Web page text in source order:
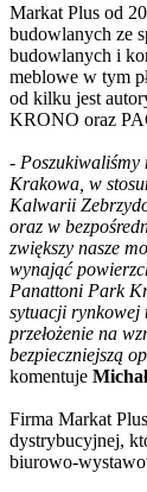
Markat Plus od
budowlanych ze
budowlanych i
meblowe w tym
od kilku jest
KRONO oraz
- Poszukiwaliśmy
Krakowa, w
Kalwarii
oraz w
zwiększy nasze
wynająć
Panattoni Park
sytuacji rynkowej
przełożenie na
bezpieczniejszą
komentuje
Firma Markat
dystrybucyjnej,
biurowo-